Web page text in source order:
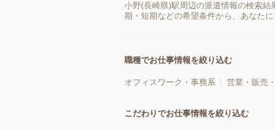
小野(長崎県)駅周辺の派遣情報の検索
期・短期などの希望条件から、あなた
職種でお仕事情報を絞り込む
オフィスワーク・事務系 営業・販売
こだわりでお仕事情報を絞り込む